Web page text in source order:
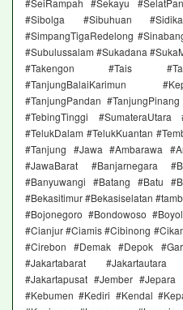
#Sibolga #Sibuhuan
#SimpangTigaRedelong
#Subulussalam #Sukadana
#Takengon #Tais
#TanjungBalaiKarimun
#TanjungPandan
#TebingTinggi #SumateraUtara
#TelukDalam #TelukKuantan
#Tanjung #Jawa #Ambarawa
#JawaBarat #Banjarnegara
#Banyuwangi #Batang #Batu
#Bekasitimur #Bekasiselatan
#Bojonegoro #Bondowoso
#Cianjur #Ciamis #Cibinong
#Cirebon #Demak #Depok
#Jakartabarat #Jakartautara
#Jakartapusat #Jember
#Kebumen #Kediri #Kendal